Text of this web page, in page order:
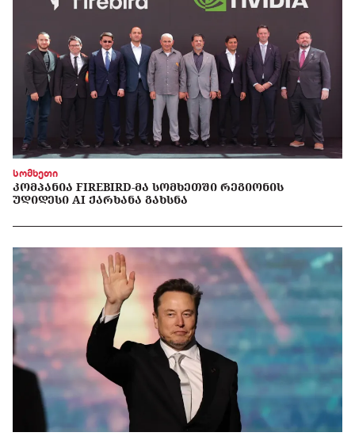
სომხეთი
ᲙᲝᲛᲞᲐᲜᲘᲐ FIREBIRD-ᲛᲐ ᲡᲝᲛᲮᲔᲗᲨᲘ ᲠᲔᲒᲘᲝᲜᲘᲡ
ᲣᲓᲘᲓᲔᲡᲘ AI ᲥᲐᲠᲮᲐᲜᲐ ᲒᲐᲮᲡᲜᲐ